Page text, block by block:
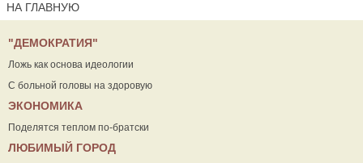
НА ГЛАВНУЮ
"ДЕМОКРАТИЯ"
Ложь как основа идеологии
С больной головы на здоровую
ЭКОНОМИКА
Поделятся теплом по-братски
ЛЮБИМЫЙ ГОРОД